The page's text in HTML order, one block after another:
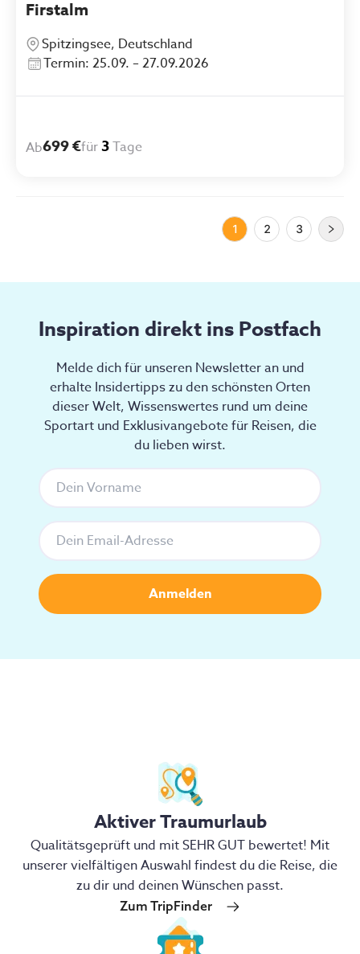
Firstalm
Spitzingsee, Deutschland
Termin: 25.09. – 27.09.2026
Ab699 €für3Tage
1 2 3
Inspiration direkt ins Postfach
Melde dich für unseren Newsletter an und
erhalte Insidertipps zu den schönsten Orten
dieser Welt, Wissenswertes rund um deine
Sportart und Exklusivangebote für Reisen, die
du lieben wirst.
Aktiver Traumurlaub
Qualitätsgeprüft und mit SEHR GUT bewertet! Mit
unserer vielfältigen Auswahl findest du die Reise, die
zu dir und deinen Wünschen passt.
Zum TripFinder